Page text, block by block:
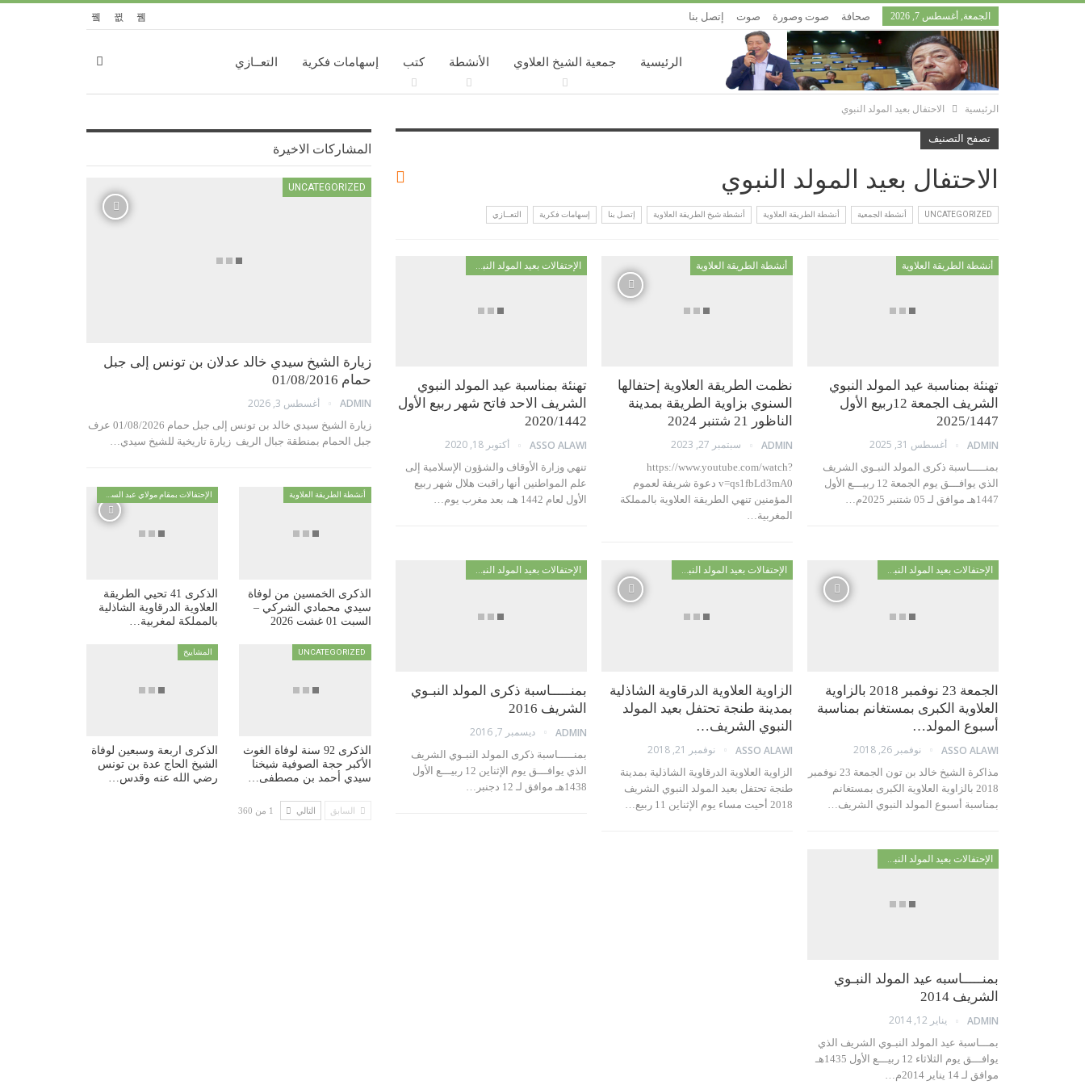
الجمعة, أغسطس 7, 2026 صحافة صوت وصورة صوت إتصل بنا
الرئيسية جمعية الشيخ العلاوي الأنشطة كتب إسهامات فكرية التعــازي
الرئيسية الاحتفال بعيد المولد النبوي
تصفح التصنيف
الاحتفال بعيد المولد النبوي
UNCATEGORIZED أنشطة الجمعية أنشطة الطريقة العلاوية أنشطة شيخ الطريقة العلاوية إتصل بنا إسهامات فكرية التعــازي
أنشطة الطريقة العلاوية
تهنئة بمناسبة عيد المولد النبوي
الشريف الجمعة 12ربيع الأول
2025/1447
ADMIN أغسطس 31, 2025
بمنـــــاسبة ذكرى المولد النبـوي الشريف
الذي يوافـــق يوم الجمعة 12 ربيـــع الأول
1447هـ موافق لـ 05 شتنبر 2025م…
أنشطة الطريقة العلاوية
نظمت الطريقة العلاوية إحتفالها
السنوي بزاوية الطريقة بمدينة
الناظور 21 شتنبر 2024
ADMIN سبتمبر 27, 2023
https://www.youtube.com/watch?
v=qs1fbLd3mA0 دعوة شريفة لعموم
المؤمنين تنهي الطريقة العلاوية بالمملكة
المغربية…
الإحتفالات بعيد المولد النبوي
تهنئة بمناسبة عيد المولد النبوي
الشريف الاحد فاتح شهر ربيع الأول
2020/1442
ASSO ALAWI أكتوبر 18, 2020
تنهي وزارة الأوقاف والشؤون الإسلامية إلى
علم المواطنين أنها راقبت هلال شهر ربيع
الأول لعام 1442 هـ، بعد مغرب يوم…
الإحتفالات بعيد المولد النبوي
الجمعة 23 نوفمبر 2018 بالزاوية
العلاوية الكبرى بمستغانم بمناسبة
أسبوع المولد…
ASSO ALAWI نوفمبر 26, 2018
مذاكرة الشيخ خالد بن تون الجمعة 23 نوفمبر
2018 بالزاوية العلاوية الكبرى بمستغانم
بمناسبة أسبوع المولد النبوي الشريف…
الإحتفالات بعيد المولد النبوي
الزاوية العلاوية الدرقاوية الشاذلية
بمدينة طنجة تحتفل بعيد المولد
النبوي الشريف…
ASSO ALAWI نوفمبر 21, 2018
الزاوية العلاوية الدرقاوية الشاذلية بمدينة
طنجة تحتفل بعيد المولد النبوي الشريف
2018 أحيت مساء يوم الإثناين 11 ربيع…
الإحتفالات بعيد المولد النبوي
بمنـــــاسبة ذكرى المولد النبـوي
الشريف 2016
ADMIN ديسمبر 7, 2016
بمنـــــاسبة ذكرى المولد النبـوي الشريف
الذي يوافـــق يوم الإثناين 12 ربيـــع الأول
1438هـ موافق لـ 12 دجنبر
بمنـــــاسبه عيد المولد النبـوي
الشريف 2014
ADMIN يناير 12, 2014
بمـــاسبة عيد المولد النبـوي الشريف الذي
يوافـــق يوم الثلاثاء 12 ربيـــع الأول 1435هـ
موافق لـ 14 يناير 2014م
المشاركات الاخيرة
UNCATEGORIZED
زيارة الشيخ سيدي خالد عدلان بن تونس إلى جبل
حمام 01/08/2016
ADMIN أغسطس 3, 2026
زيارة الشيخ سيدي خالد بن تونس إلى جبل حمام 01/08/2026 عرف
جبل الحمام بمنطقة جبال الريف زيارة تاريخية للشيخ سيدي…
أنشطة الطريقة العلاوية
الذكرى الخمسين من لوفاة
سيدي محمادي الشركي –
السبت 01 غشت 2026
الإحتفالات بمقام مولاي عبد السلام ابن مشيش
الذكرى 41 تحيي الطريقة
العلاوية الدرقاوية الشاذلية
بالمملكة لمغربية…
UNCATEGORIZED
الذكرى 92 سنة لوفاة الغوث
الأكبر حجة الصوفية شيخنا
سيدي أحمد بن مصطفى…
المشاييخ
الذكرى اربعة وسبعين لوفاة
الشيخ الحاج عدة بن تونس
رضي الله عنه وقدس…
السابق التالي 1 من 360